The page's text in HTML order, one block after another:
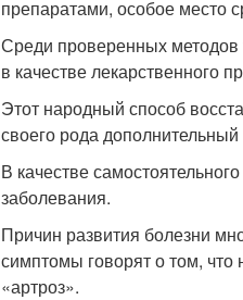
препаратами, особое место
Среди проверенных методов
в качестве лекарственного
Этот народный способ
своего рода
В качестве
заболевания.
Причин развития болезни
симптомы говорят о том, что
«артроз».